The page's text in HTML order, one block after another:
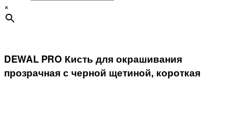
×
DEWAL PRO Кисть для окрашивания
прозрачная с черной щетиной, короткая